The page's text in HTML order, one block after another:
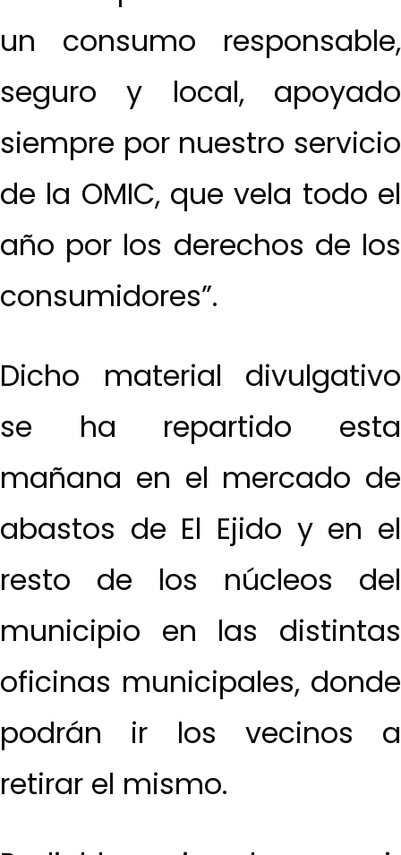
un consumo responsable,
seguro y local, apoyado
siempre por nuestro servicio
de la OMIC, que vela todo el
año por los derechos de los
consumidores”.
Dicho material divulgativo
se ha repartido esta
mañana en el mercado de
abastos de El Ejido y en el
resto de los núcleos del
municipio en las distintas
oficinas municipales, donde
podrán ir los vecinos a
retirar el mismo.